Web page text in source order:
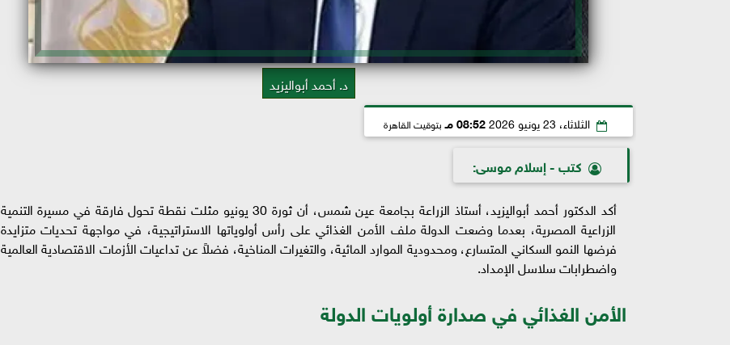
د. أحمد أبواليزيد
الثلاثاء، 23 يونيو 2026 08:52 مـ بتوقيت القاهرة
كتب - إسلام موسى:
أكد الدكتور أحمد أبواليزيد، أستاذ الزراعة بجامعة عين شمس، أن ثورة 30 يونيو مثلت نقطة تحول فارقة في مسيرة التنمية
الزراعية المصرية، بعدما وضعت الدولة ملف الأمن الغذائي على رأس أولوياتها الاستراتيجية، في مواجهة تحديات متزايدة
فرضها النمو السكاني المتسارع، ومحدودية الموارد المائية، والتغيرات المناخية، فضلاً عن تداعيات الأزمات الاقتصادية العالمية
واضطرابات سلاسل الإمداد.
الأمن الغذائي في صدارة أولويات الدولة